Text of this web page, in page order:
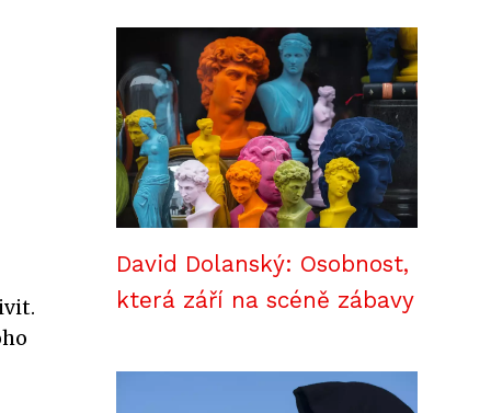
David Dolanský: Osobnost,
která září na scéně zábavy